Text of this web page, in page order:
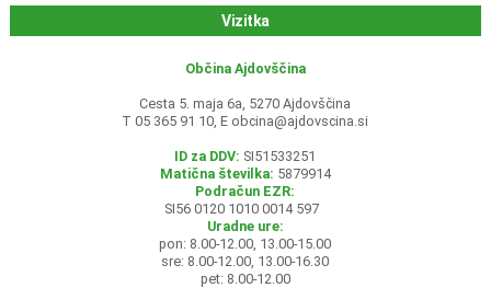
Vizitka
Občina Ajdovščina
Cesta 5. maja 6a, 5270 Ajdovščina
T 05 365 91 10, E obcina@ajdovscina.si
ID za DDV: SI51533251
Matična številka: 5879914
Podračun EZR:
SI56 0120 1010 0014 597
Uradne ure:
pon: 8.00-12.00, 13.00-15.00
sre: 8.00-12.00, 13.00-16.30
pet: 8.00-12.00